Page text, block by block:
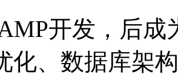
开发，后成
化、数据库架